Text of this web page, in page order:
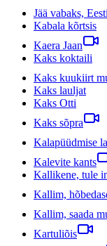
Jää vabaks,
Kabala kõrtsis
Kaera Jaan
Kaks koktaili
Kaks kuukiirt
Kaks lauljat
Kaks Otti
Kaks sõpra
Kalapüüdmise
Kalevite kants
Kallikene, tule
Kallim,
Kallim, saada
Kartuliõis